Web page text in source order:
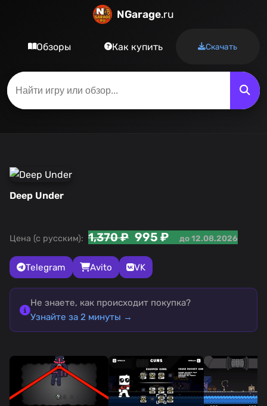
NGarage.ru
Обзоры Как купить Скачать
Deep Under
Цена (с русским): 1,370 ₽ 995 ₽ до 12.08.2026
Telegram Avito VK
Не знаете, как происходит покупка?
Узнайте за 2 минуты →